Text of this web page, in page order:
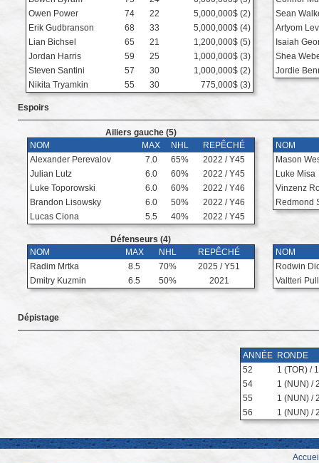
Owen Power
74 22
5,000,000$ (2)
Erik Gudbranson
68 33
5,000,000$ (4)
Lian Bichsel
65 21
1,200,000$ (5)
Jordan Harris
59 25
1,000,000$ (3)
Steven Santini
57 30
1,000,000$ (2)
Nikita Tryamkin
55 30 775,000$ (3)
Sean
Artyom
Isaiah
Shea
Jordie
Espoirs
Ailiers gauche (5)
NOM
MAX NHL
REPÊCHÉ
Alexander Perevalov
7.0 65%
2022 / Y45
Julian Lutz
6.0 60%
2022 / Y45
Luke Toporowski
6.0 60%
2022 / Y46
Brandon Lisowsky
6.0 50%
2022 / Y46
Lucas Ciona
5.5 40% 2022 / Y45
NOM
Mason
Luke Misa
Vinzenz
Redmond
Défenseurs (4)
NOM
MAX NHL
REPÊCHÉ
Radim Mrtka
8.5 70%
2025 / Y51
Dmitry Kuzmin
6.5 50% 2021
NOM
Rodwin
Valtteri
Dépistage
ANNÉE RONDE
52
1 (TOR) /
54
1 (NUN) /
55
1 (NUN) /
56
1 (NUN) /